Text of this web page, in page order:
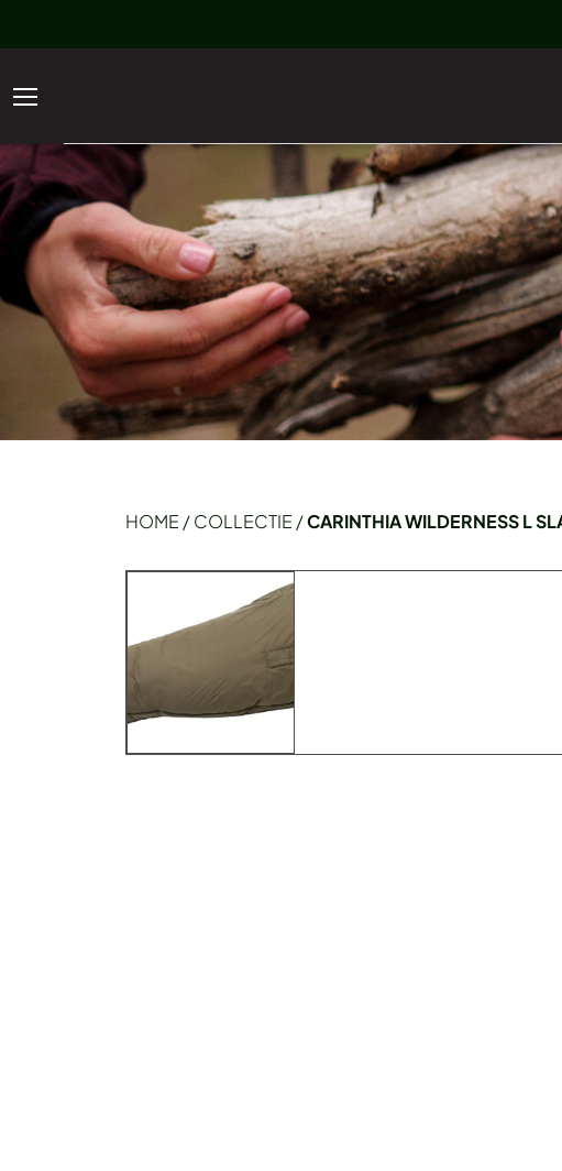
HOME /COLLECTIE /CARINTHIA WILDERNESS L